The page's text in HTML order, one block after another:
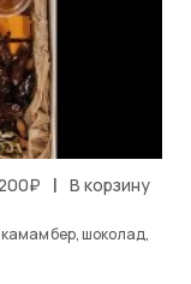
| В корзину
шоколад,